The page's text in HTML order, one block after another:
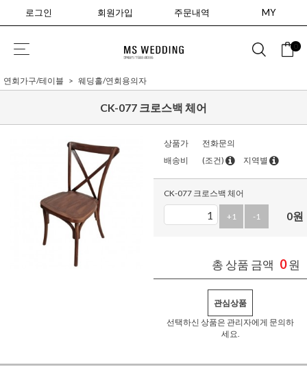
로그인 회원가입 주문내역 MY
0
연회가구/테이블 웨딩홀/연회용의자
CK-077 크로스백 체어
상품가
전화문의
배송비
(조건) 지역별
CK-077 크로스백 체어
+1 -1 0원
총 상품 금액 0원
관심상품
선택하신 상품은 관리자에게 문의하
세요.